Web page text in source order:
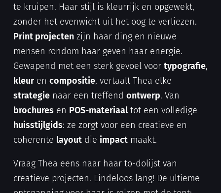
te kruipen. Haar stijl is kleurrijk en opgewekt,
zonder het evenwicht uit het oog te verliezen.
Print projecten zijn haar ding en nieuwe
mensen rondom haar geven haar energie.
Gewapend met een sterk gevoel voor typografie,
kleur en compositie, vertaalt Thea elke
strategie naar een treffend ontwerp. Van
brochures en POS-materiaaltot een volledige
huisstijlgids: ze zorgt voor een creatieve en
coherente layout die impact maakt.
Vraag Thea eens naar haar to-dolijst van
creatieve projecten. Eindeloos lang! De ultieme